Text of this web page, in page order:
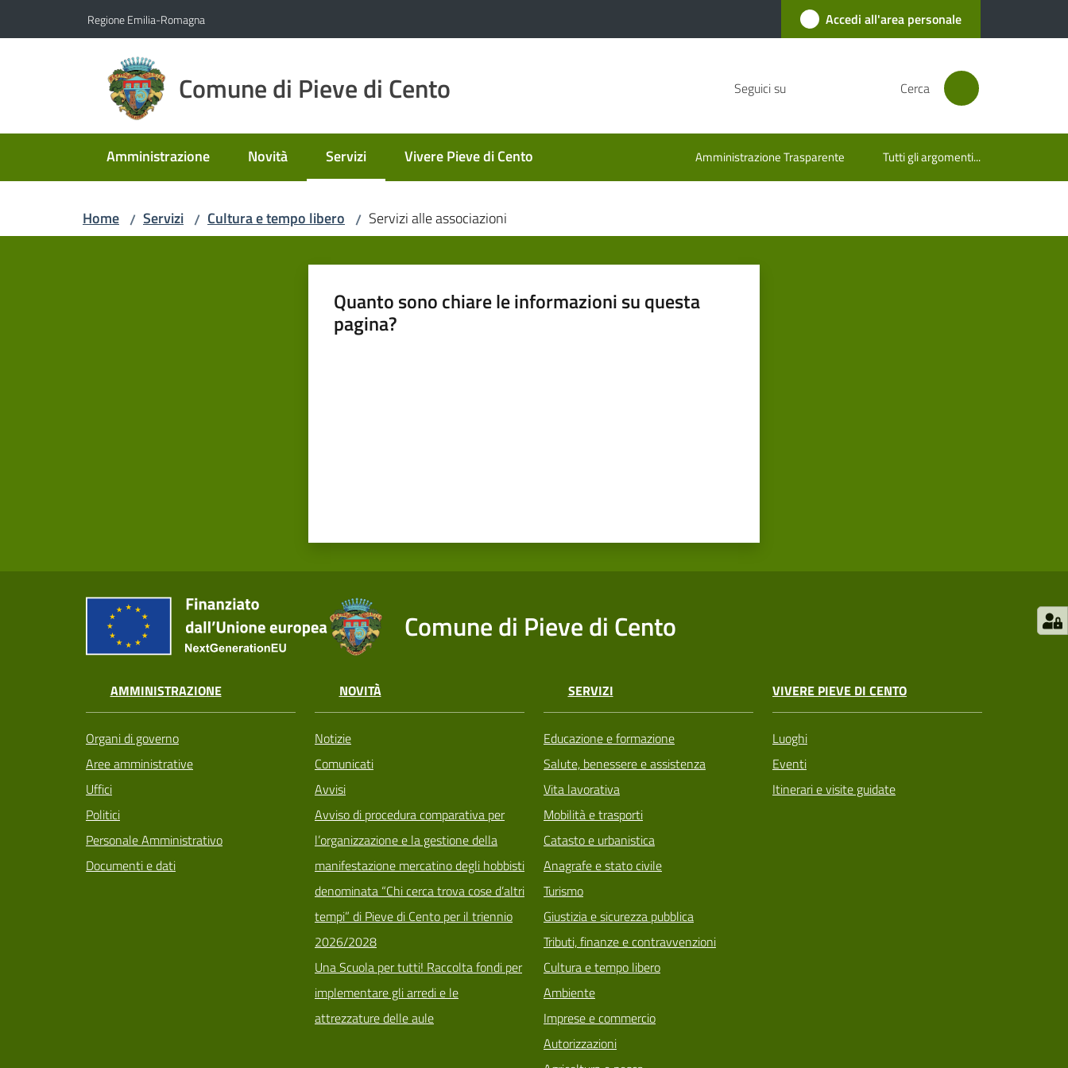
Regione Emilia-Romagna Accedi all'area personale
Comune di Pieve di Cento Seguici su Cerca
Amministrazione Novità Servizi
Menu selezionatoVivere Pieve di Cento Amministrazione Trasparente Tutti gli argomenti...
Home / Servizi / Cultura e tempo libero / Servizi alle associazioni
Quanto sono chiare le informazioni su questa
pagina?
Comune di Pieve di Cento
AMMINISTRAZIONE
Organi di governo
Aree amministrative
Uffici
Politici
Personale Amministrativo
Documenti e dati
NOVITÀ
Notizie
Comunicati
Avvisi
Avviso di procedura comparativa per
l’organizzazione e la gestione della
manifestazione mercatino degli hobbisti
denominata “Chi cerca trova cose d’altri
tempi” di Pieve di Cento per il triennio
2026/2028
Una Scuola per tutti! Raccolta fondi per
implementare gli arredi e le
attrezzature delle aule
SERVIZI
Educazione e formazione
Salute, benessere e assistenza
Vita lavorativa
Mobilità e trasporti
Catasto e urbanistica
Anagrafe e stato civile
Turismo
Giustizia e sicurezza pubblica
Tributi, finanze e contravvenzioni
Cultura e tempo libero
Ambiente
Imprese e commercio
Autorizzazioni
VIVERE PIEVE DI CENTO
Luoghi
Eventi
Itinerari e visite guidate